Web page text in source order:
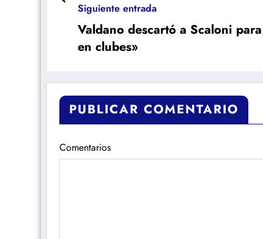
Siguiente entrada
Valdano descartó a Scaloni
en clubes»
PUBLICAR COMENTARIO
Comentarios